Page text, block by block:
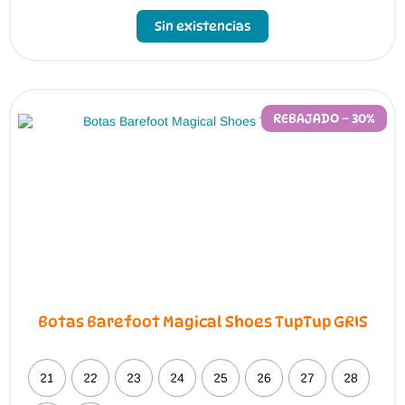
Sin existencias
REBAJADO – 30%
Botas Barefoot Magical Shoes TupTup GRIS
21 22 23 24 25 26 27 28